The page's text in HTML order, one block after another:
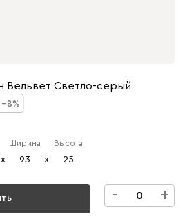
Вельвет Светло-серый
8
x
Ширина
93 x
Высота
25
- +